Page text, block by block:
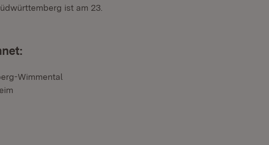
ist am 23.
Wimmental